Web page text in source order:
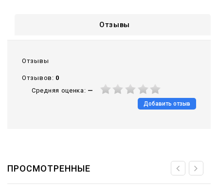
Отзывы
Отзывы
Отзывов: 0
Средняя оценка: —
Добавить отзыв
ПРОСМОТРЕННЫЕ